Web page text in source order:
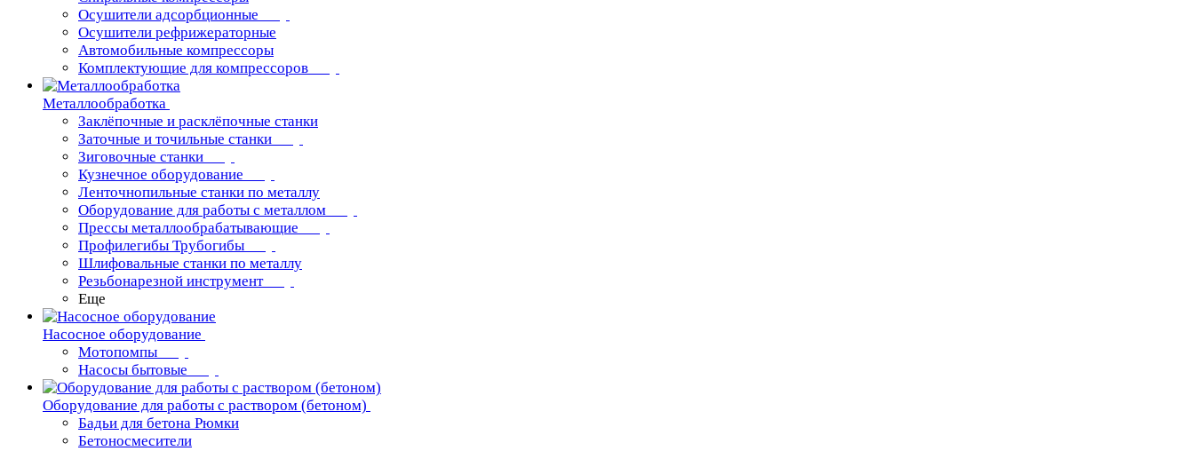
Осушители адсорбционные
Осушители рефрижераторные
Автомобильные компрессоры
Комплектующие для компрессоров
Металлообработка
Заклёпочные и расклёпочные станки
Заточные и точильные станки
Зиговочные станки
Кузнечное оборудование
Ленточнопильные станки по металлу
Оборудование для работы с металлом
Прессы металлообрабатывающие
Профилегибы Трубогибы
Шлифовальные станки по металлу
Резьбонарезной инструмент
Еще
Насосное оборудование
Мотопомпы
Насосы бытовые
Оборудование для работы с раствором (бетоном)
Бадьи для бетона Рюмки
Бетоносмесители